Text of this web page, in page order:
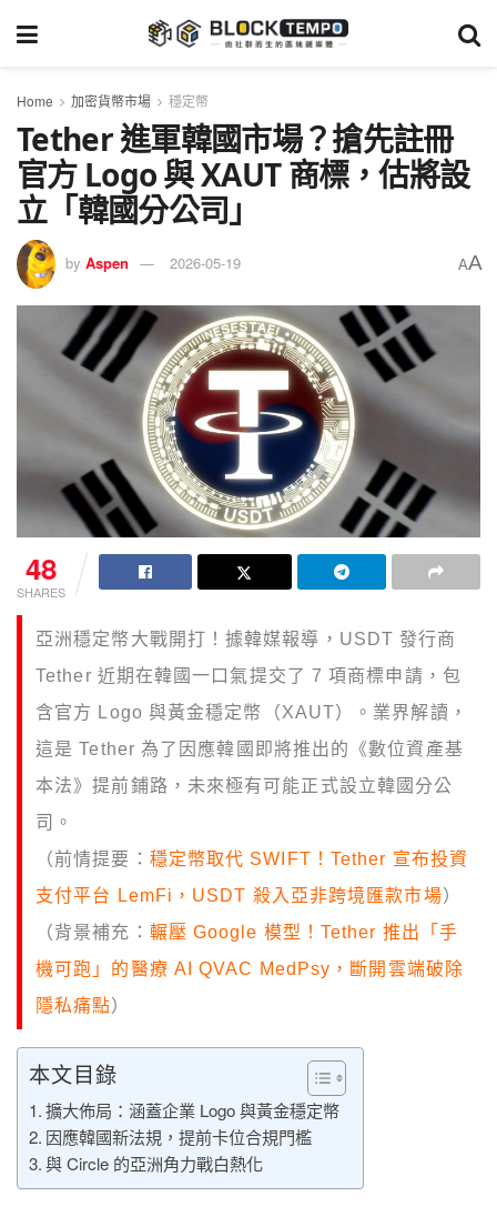
Home 加密貨幣市場 穩定幣
Tether 進軍韓國市場？搶先註冊
官方 Logo 與 XAUT 商標，估將設
立「韓國分公司」
by Aspen 2026-05-19 AA
48
SHARES
亞洲穩定幣大戰開打！據韓媒報導，USDT 發行商
Tether 近期在韓國一口氣提交了 7 項商標申請，包
含官方 Logo 與黃金穩定幣（XAUT）。業界解讀，
這是 Tether 為了因應韓國即將推出的《數位資產基
本法》提前鋪路，未來極有可能正式設立韓國分公
司。
（前情提要： 穩定幣取代 SWIFT！Tether 宣布投資
支付平台 LemFi，USDT 殺入亞非跨境匯款市場）
（背景補充： 輾壓 Google 模型！Tether 推出「手
機可跑」的醫療 AI QVAC MedPsy，斷開雲端破除
隱私痛點）
本文目錄
擴大佈局：涵蓋企業 Logo 與黃金穩定幣
因應韓國新法規，提前卡位合規門檻
與 Circle 的亞洲角力戰白熱化